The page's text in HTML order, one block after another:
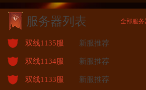
服务器列表 全部服务
双线1135服 新服推荐
双线1134服 新服推荐
双线1133服 新服推荐